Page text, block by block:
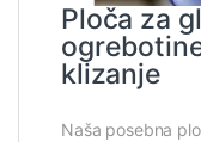
Ploča za
klizanje
Naša posebna